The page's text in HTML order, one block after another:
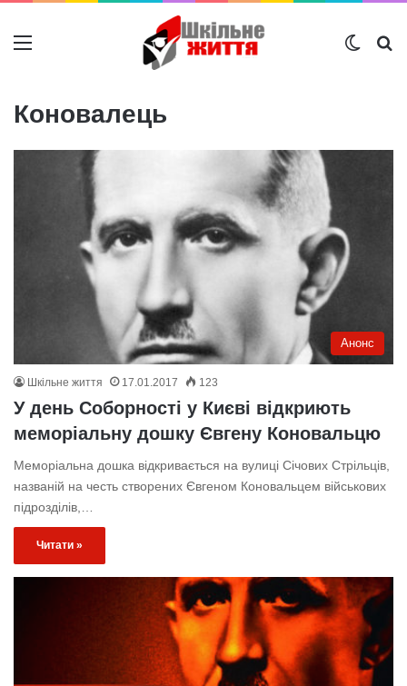
Меню
Коновалець
Анонс
Шкільне життя 17.01.2017 123
У день Соборності у Києві відкриють
меморіальну дошку Євгену Коновальцю
Меморіальна дошка відкривається на вулиці Січових Стрільців,
названій на честь створених Євгеном Коновальцем вiйськових
пiдроздiлiв,…
Читати »